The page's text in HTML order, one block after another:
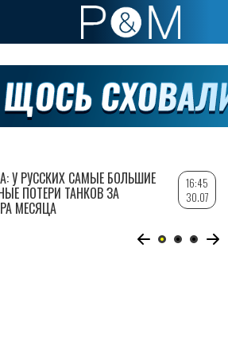
У РУССКИХ САМЫЕ БОЛЬШИЕ
ПОТЕРИ ТАНКОВ ЗА
МЕСЯЦА
16:45
30.07